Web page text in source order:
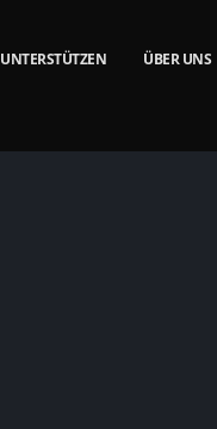
UNTERSTÜTZEN ÜBER UNS